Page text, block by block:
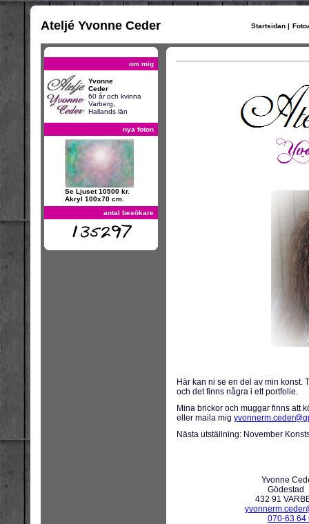
Ateljé Yvonne Ceder Startsidan |
om mig
Yvonne
Ceder
60 år och kvinna
Varberg,
Hallands län
nya foton
Se Ljuset 10500 kr.
Akryl 100x70 cm.
antal besökare
Här kan ni se en del av min konst.
och det finns några i ett portfolie.
Mina brickor och muggar finns att
eller maila mig
Nästa utställning: November
Yvonne
Gödestad
432 91
070-63 64